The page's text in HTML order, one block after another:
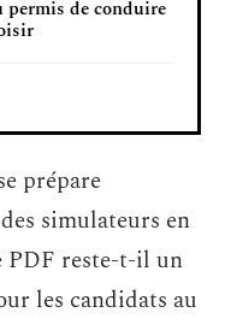
permis de conduire
prépare
simulateurs en
PDF reste-t-il un
les candidats au